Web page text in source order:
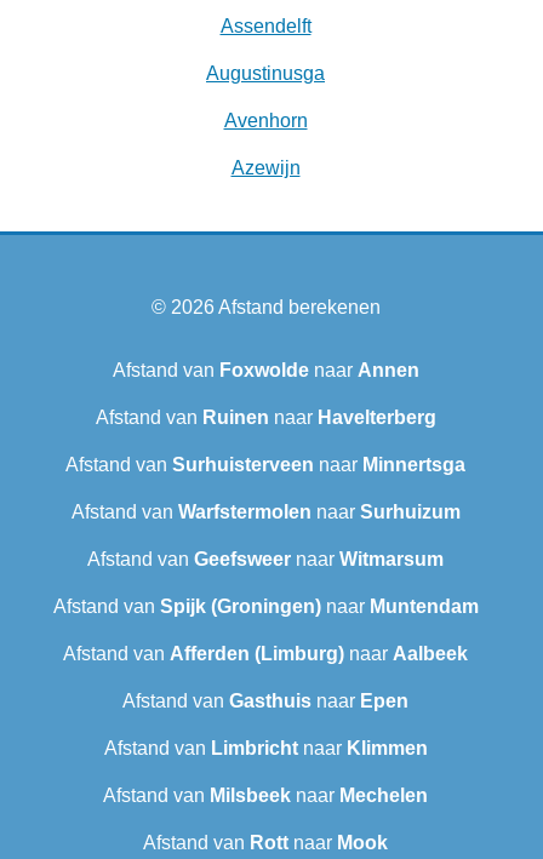
Assendelft
Augustinusga
Avenhorn
Azewijn
© 2026Afstand berekenen
Afstand van Foxwoldenaar Annen
Afstand van Ruinen naar Havelterberg
Afstand van Surhuisterveen naar Minnertsga
Afstand van Warfstermolen naar Surhuizum
Afstand van Geefsweer naar Witmarsum
Afstand van Spijk (Groningen)naar Muntendam
Afstand van Afferden (Limburg) naar Aalbeek
Afstand van Gasthuis naar Epen
Afstand van Limbrichtnaar Klimmen
Afstand van Milsbeek naar Mechelen
Afstand van Rott naar Mook